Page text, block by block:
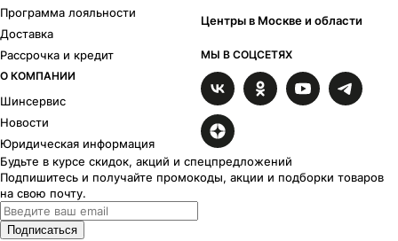
Программа лояльности
Доставка
Рассрочка и кредит
О КОМПАНИИ
Шинсервис
Новости
Юридическая информация
Центры в Москве и области
МЫ В СОЦСЕТЯХ
Будьте в курсе скидок, акций и спецпредложений
Подпишитесь и получайте промокоды, акции и подборки товаров
на свою почту.
Подписаться